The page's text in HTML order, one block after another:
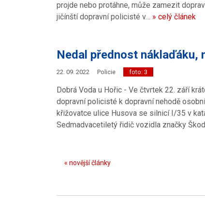
projde nebo protáhne, může zamezit
jičínští dopravní policisté v… » celý článek
Nedal přednost náklaďáku,
22. 09. 2022 Policie foto: 3
Dobrá Voda u Hořic - Ve čtvrtek 22. září
dopravní policisté k dopravní nehodě
křižovatce ulice Husova se silnicí I/35 v
Sedmadvacetiletý řidič vozidla značky
« novější články